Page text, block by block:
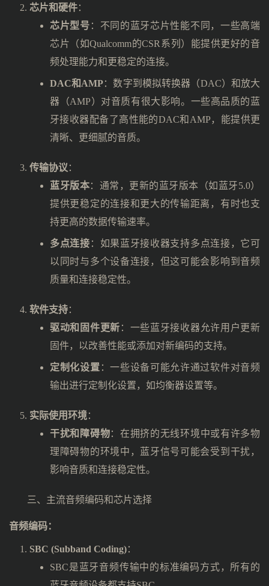
芯片和硬件：
芯片型号 ：不同的蓝牙芯片性能不同，一些高端
芯片（如Qualcomm的CSR系列）能提供更好的音
频处理能力和更稳定的连接。
DAC和AMP：数字到模拟转换器（DAC）和放大
器（AMP）对音质有很大影响。一些高品质的蓝
牙接收器配备了高性能的DAC和AMP，能提供更
清晰、更细腻的音质。
传输协议 ：
蓝牙版本：通常，更新的蓝牙版本（如蓝牙5.0）
提供更稳定的连接和更大的传输距离，有时也支
持更高的数据传输速率。
多点连接 ：如果蓝牙接收器支持多点连接，它可
以同时与多个设备连接，但这可能会影响到音频
质量和连接稳定性。
软件支持：
驱动和固件更新 ：一些蓝牙接收器允许用户更新
固件，以改善性能或添加对新编码的支持。
定制化设置 ：一些设备可能允许通过软件对音频
输出进行定制化设置，如均衡器设置等。
实际使用环境：
干扰和障碍物：在拥挤的无线环境中或有许多物
理障碍物的环境中，蓝牙信号可能会受到干扰，
影响音质和连接稳定性。
三、主流音频编码和芯片选择
音频编码：
SBC (Subband Coding)：
SBC是蓝牙音频传输中的标准编码方式，所有的